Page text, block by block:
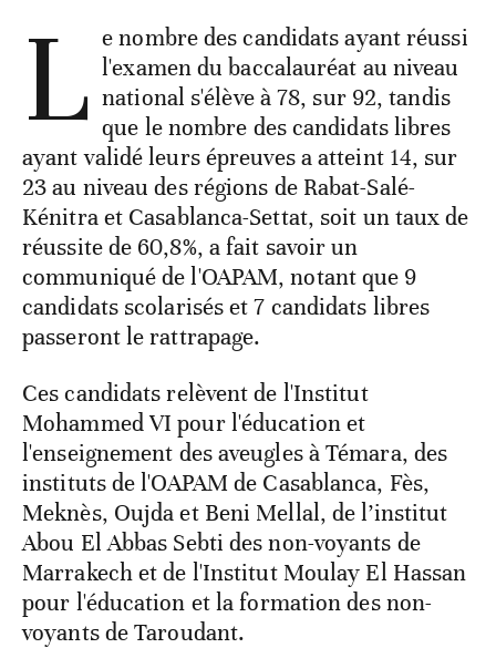
L e nombre des candidats ayant réussi
l'examen du baccalauréat au niveau
national s'élève à 78, sur 92, tandis
que le nombre des candidats libres
ayant validé leurs épreuves a atteint 14, sur
23 au niveau des régions de Rabat-Salé-
Kénitra et Casablanca-Settat, soit un taux de
réussite de 60,8%, a fait savoir un
communiqué de l'OAPAM, notant que 9
candidats scolarisés et 7 candidats libres
passeront le rattrapage.
Ces candidats relèvent de l'Institut
Mohammed VI pour l'éducation et
l'enseignement des aveugles à Témara, des
instituts de l'OAPAM de Casablanca, Fès,
Meknès, Oujda et Beni Mellal, de l’institut
Abou El Abbas Sebti des non-voyants de
Marrakech et de l'Institut Moulay El Hassan
pour l'éducation et la formation des non-
voyants de Taroudant.